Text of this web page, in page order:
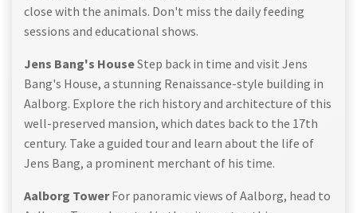
close with the animals. Don't miss the daily feeding
sessions and educational shows.
Jens Bang's HouseStep back in time and visit Jens
Bang's House, a stunning Renaissance-style building in
Aalborg. Explore the rich history and architecture of this
well-preserved mansion, which dates back to the 17th
century. Take a guided tour and learn about the life of
Jens Bang, a prominent merchant of his time.
Aalborg TowerFor panoramic views of Aalborg, head to